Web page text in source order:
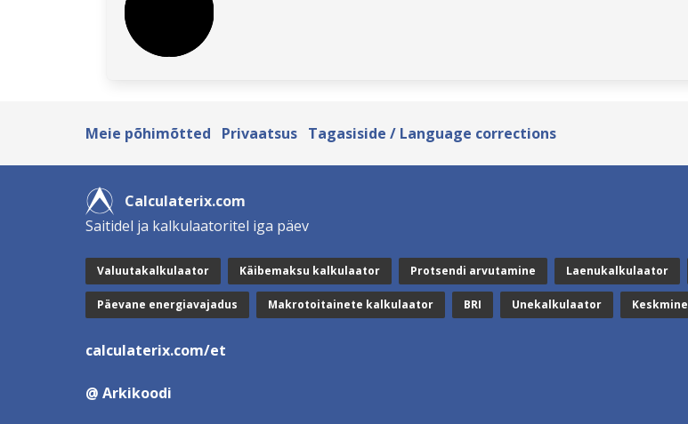
Meie põhimõtted Privaatsus Tagasiside / Language corrections
Calculaterix.com
Saitidel ja kalkulaatoritel iga päev
Valuutakalkulaator Käibemaksu kalkulaator Protsendi arvutamine Laenukalkulaator
Päevane energiavajadus Makrotoitainete kalkulaator BRI Unekalkulaator Keskmine
calculaterix.com/et
@ Arkikoodi